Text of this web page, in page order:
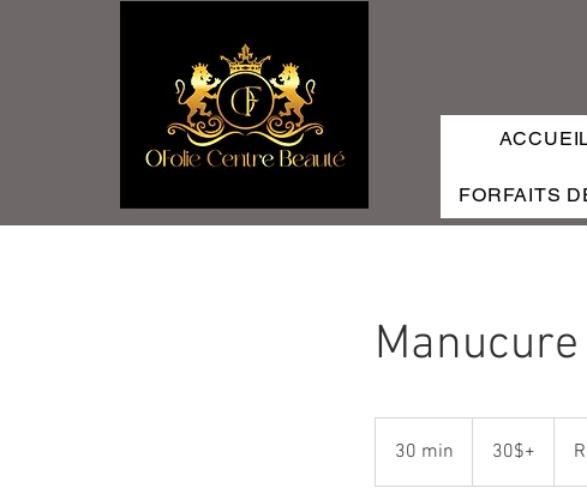
FORFAITS
MAISON
Manucure
30 min
0
30$+